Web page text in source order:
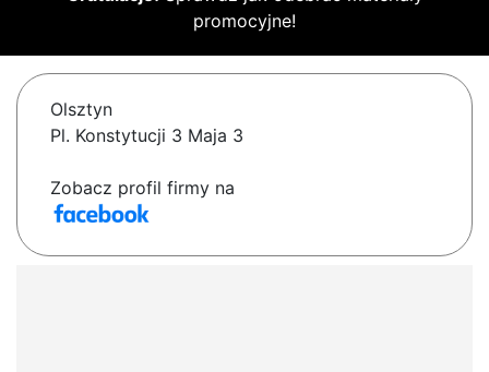
promocyjne!
Olsztyn
Pl. Konstytucji 3 Maja 3
Zobacz profil firmy na